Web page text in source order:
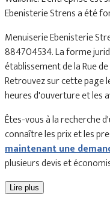
Ebenisterie Strens a été
Menuiserie Ebenisterie
884704534. La forme
établissement de la Rue
Retrouvez sur cette page
heures d'ouverture et les
Êtes-vous à la recherche
connaître les prix et les
maintenant une
plusieurs devis et
Lire plus